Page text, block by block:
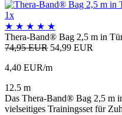
★ ★ ★ ★ ★
Thera-Band® Bag 2,5 m in
74,95 EUR 54,99 EUR
4,40 EUR/m
12.5 m
Das Thera-Band® Bag 2,5 m
vielseitiges Trainingsset für